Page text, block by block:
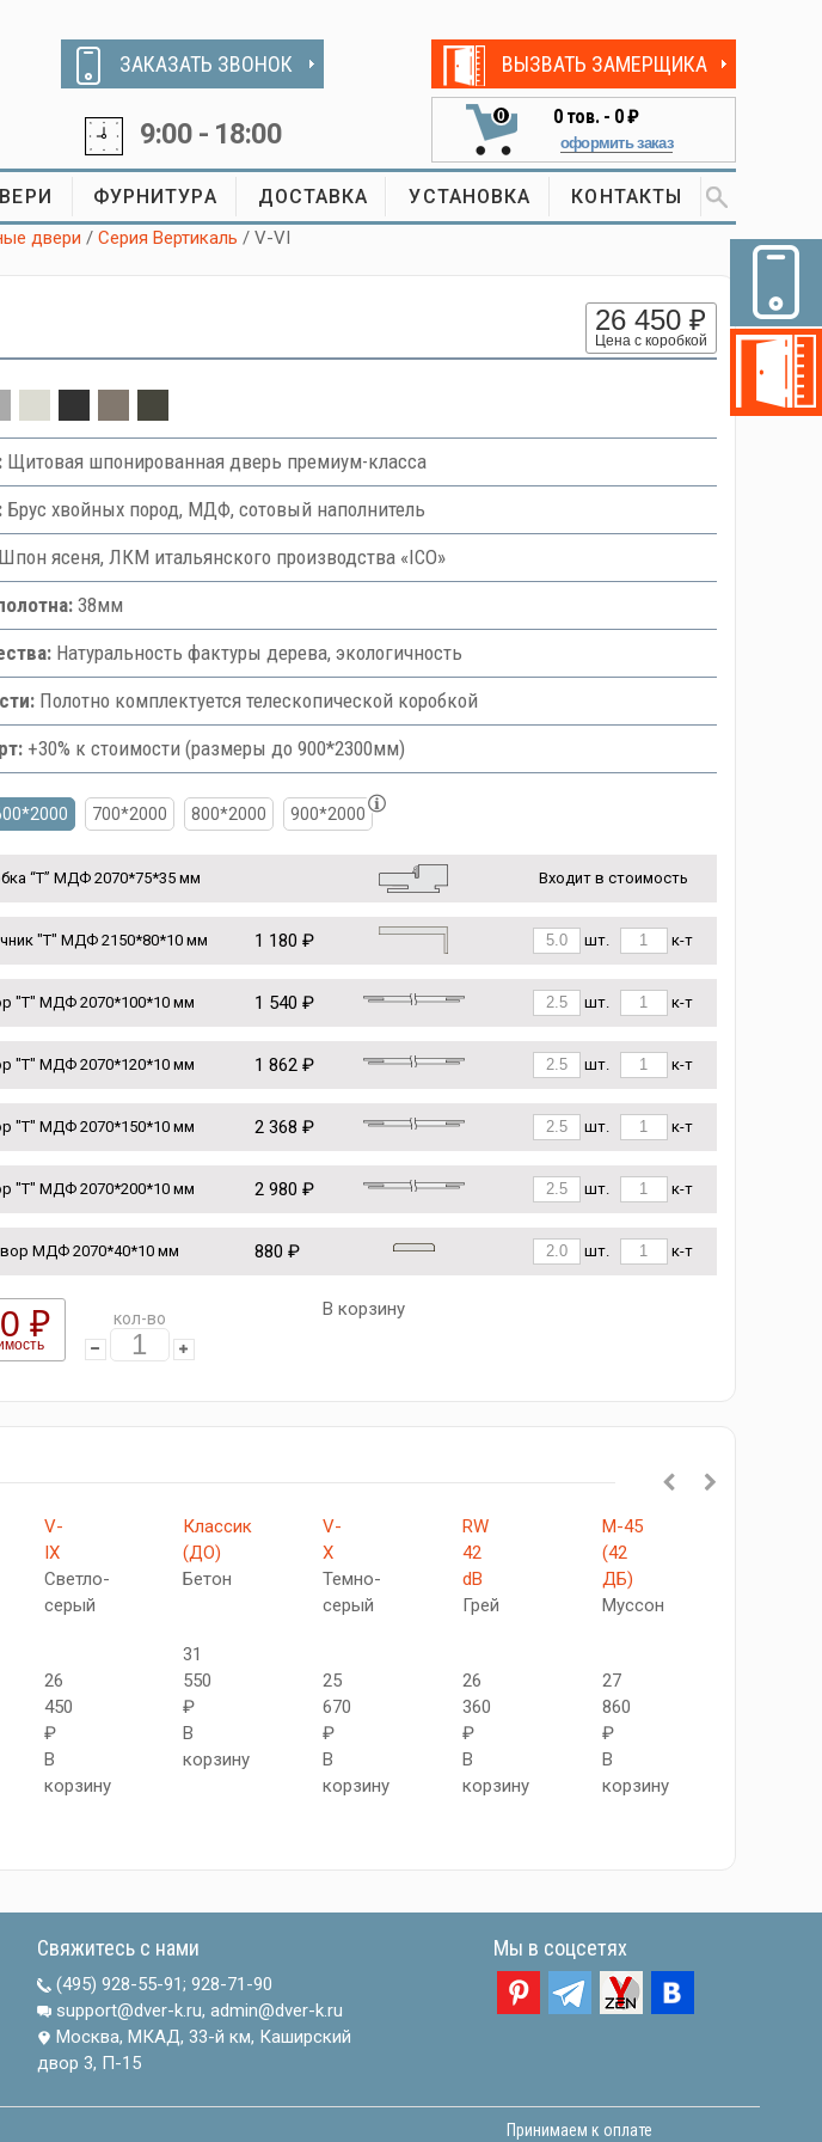
ЗАКАЗАТЬ ЗВОНОК
9:00 - 18:00
ВЫЗВАТЬ ЗАМЕРЩИКА
0 0тов. - 0 ₽
оформить заказ
ФУРНИТУРА ДОСТАВКА УСТАНОВКА КОНТАКТЫ
двери /Серия Вертикаль / V-VI
26 450 ₽
Цена с коробкой
Щитовая шпонированная дверь премиум-класса
Брус хвойных пород, МДФ, сотовый наполнитель
ясеня, ЛКМ итальянского производства «ICO»
38мм
Натуральность фактуры дерева, экологичность
Полотно комплектуется телескопической коробкой
+30% к стоимости (размеры до 900*2300мм)
700*2000 800*2000 900*2000
“Т” МДФ 2070*75*35 мм Входит в стоимость
"Т" МДФ 2150*80*10 мм 1 180 ₽ шт. к-т
"Т" МДФ 2070*100*10 мм 1 540 ₽ шт. к-т
"Т" МДФ 2070*120*10 мм 1 862 ₽ шт. к-т
"Т" МДФ 2070*150*10 мм 2 368 ₽ шт. к-т
"Т" МДФ 2070*200*10 мм 2 980 ₽ шт. к-т
МДФ 2070*40*10 мм 880 ₽ шт. к-т
₽ кол-во В корзину
V-
IX
Светло-
серый
26
450
₽
В
корзину
Классик
(ДО)
Бетон
31
550
₽
В
корзину
V-
X
Темно-
серый
25
670
₽
В
корзину
RW
42
dB
Грей
26
360
₽
В
корзину
М-45
(42
ДБ)
Муссон
27
860
₽
В
корзину
Свяжитесь с нами
(495) 928-55-91; 928-71-90
support@dver-k.ru, admin@dver-k.ru
Москва, МКАД, 33-й км, Каширский
двор 3, П-15
Мы в соцсетях
Принимаем к оплате